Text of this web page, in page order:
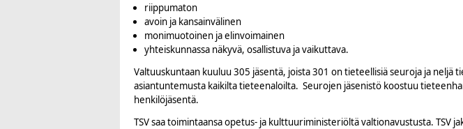
riippumaton
avoin ja kansainvälinen
monimuotoinen ja elinvoimainen
yhteiskunnassa näkyvä, osallistuva ja vaikuttava.
Valtuuskuntaan kuuluu 305 jäsentä, joista 301 on tieteellisiä seuroja ja neljä
asiantuntemusta kaikilta tieteenaloilta. Seurojen jäsenistö koostuu
henkilöjäsentä.
TSV saa toimintaansa opetus- ja kulttuuriministeriöltä valtionavustusta.